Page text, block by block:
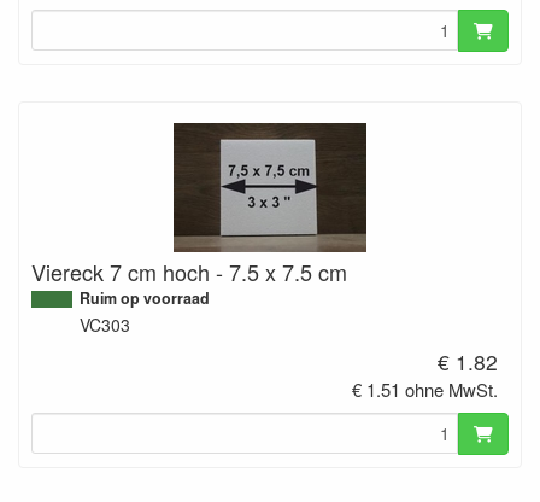
Viereck 7 cm hoch - 7.5 x 7.5 cm
Ruim op voorraad
VC303
€ 1.82
€ 1.51 ohne MwSt.